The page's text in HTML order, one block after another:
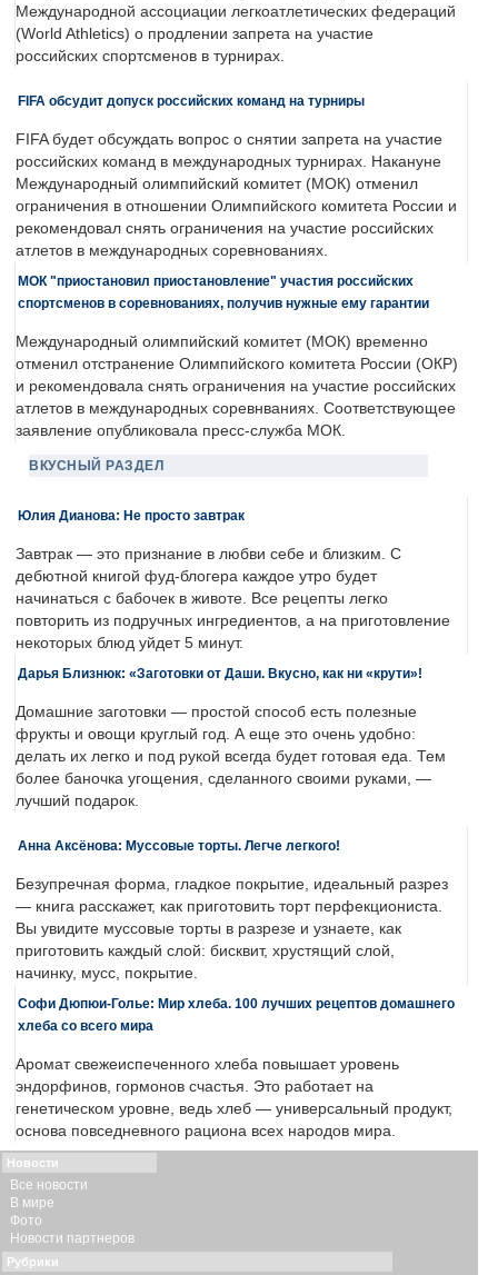
Международной ассоциации легкоатлетических федераций
(World Athletics) о продлении запрета на участие
российских спортсменов в турнирах.
FIFA обсудит допуск российских команд на турниры
FIFA будет обсуждать вопрос о снятии запрета на участие
российских команд в международных турнирах. Накануне
Международный олимпийский комитет (МОК) отменил
ограничения в отношении Олимпийского комитета России и
рекомендовал снять ограничения на участие российских
атлетов в международных соревнованиях.
МОК "приостановил приостановление" участия российских
спортсменов в соревнованиях, получив нужные ему гарантии
Международный олимпийский комитет (МОК) временно
отменил отстранение Олимпийского комитета России (ОКР)
и рекомендовала снять ограничения на участие российских
атлетов в международных соревнваниях. Соответствующее
заявление опубликовала пресс-служба МОК.
ВКУСНЫЙ РАЗДЕЛ
Юлия Дианова: Не просто завтрак
Завтрак — это признание в любви себе и близким. С
дебютной книгой фуд-блогера каждое утро будет
начинаться с бабочек в животе. Все рецепты легко
повторить из подручных ингредиентов, а на приготовление
некоторых блюд уйдет 5 минут.
Дарья Близнюк: «Заготовки от Даши. Вкусно, как ни «крути»!
Домашние заготовки — простой способ есть полезные
фрукты и овощи круглый год. А еще это очень удобно:
делать их легко и под рукой всегда будет готовая еда. Тем
более баночка угощения, сделанного своими руками, —
лучший подарок.
Анна Аксёнова: Муссовые торты. Легче легкого!
Безупречная форма, гладкое покрытие, идеальный разрез
— книга расскажет, как приготовить торт перфекциониста.
Вы увидите муссовые торты в разрезе и узнаете, как
приготовить каждый слой: бисквит, хрустящий слой,
начинку, мусс, покрытие.
Софи Дюпюи-Голье: Мир хлеба. 100 лучших рецептов домашнего
хлеба со всего мира
Аромат свежеиспеченного хлеба повышает уровень
эндорфинов, гормонов счастья. Это работает на
генетическом уровне, ведь хлеб — универсальный продукт,
основа повседневного рациона всех народов мира.
Новости
Все новости
В мире
Фото
Новости партнеров
Рубрики